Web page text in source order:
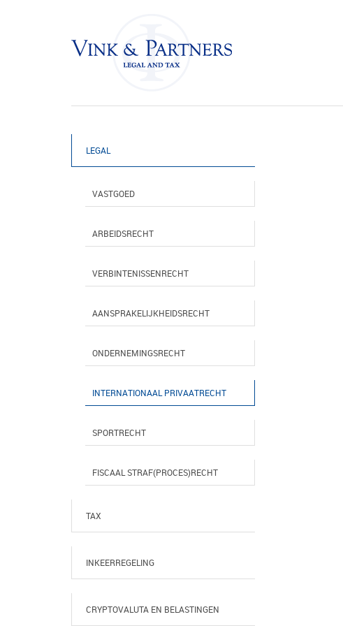
LEGAL
VASTGOED
ARBEIDSRECHT
VERBINTENISSENRECHT
AANSPRAKELIJKHEIDSRECHT
ONDERNEMINGSRECHT
INTERNATIONAAL PRIVAATRECHT
SPORTRECHT
FISCAAL STRAF(PROCES)RECHT
TAX
INKEERREGELING
CRYPTOVALUTA EN BELASTINGEN